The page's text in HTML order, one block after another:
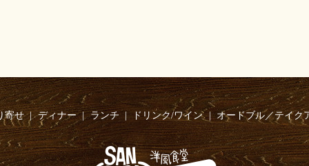
寄せ ディナー ランチ ドリンク/ワイン オードブル／テイク